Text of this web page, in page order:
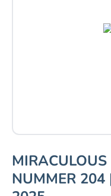
MIRACULOUS
NUMMER 204